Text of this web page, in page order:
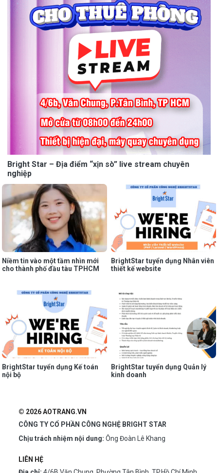
Bright Star – Địa điểm “xịn sò” live stream chuyên
nghiệp
Niềm tin vào một tầm nhìn mới
cho thành phố đầu tàu TPHCM
BrightStar tuyển dụng Nhân viên
thiết kế website
BrightStar tuyển dụng Kế toán
nội bộ
BrightStar tuyển dụng Quản lý
kinh doanh
© 2026 AOTRANG.VN
CÔNG TY CỔ PHẦN CÔNG NGHỆ BRIGHT STAR
Chịu trách nhiệm nội dung: Ông Đoàn Lê Khang
LIÊN HỆ